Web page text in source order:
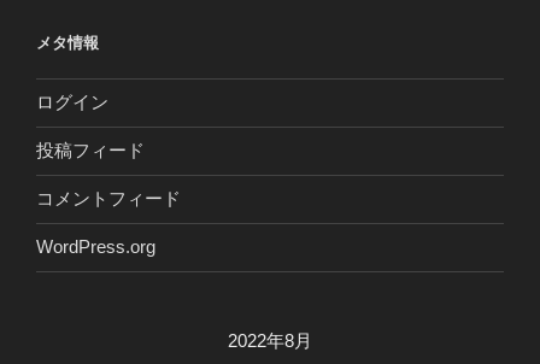
メタ情報
ログイン
投稿フィード
コメントフィード
WordPress.org
2022年8月